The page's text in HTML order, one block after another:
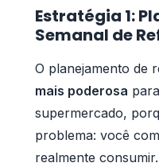
Estratégia 1:
Semanal de
O planejamento de
mais poderosa
supermercado,
problema: você
realmente